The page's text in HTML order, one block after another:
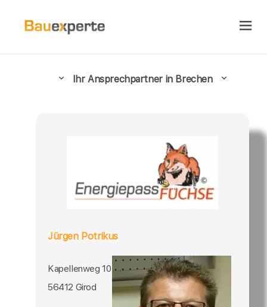
Ihr Ansprechpartner in Brechen
Jürgen Potrikus
Kapellenweg 10
56412 Girod